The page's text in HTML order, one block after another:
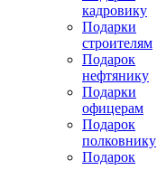
кадровику
Подарки
строителям
Подарок
нефтянику
Подарки
офицерам
Подарок
полковнику
Подарок